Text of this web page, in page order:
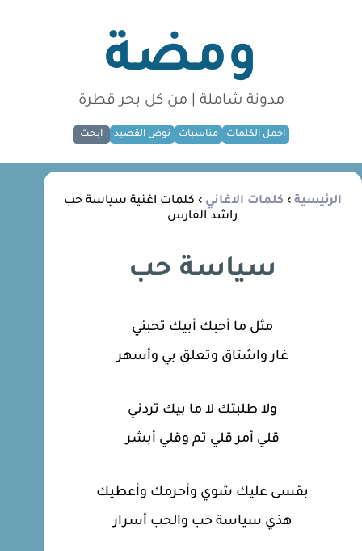
ومضة
مدونة شاملة | من كل بحر قطرة
اجمل الكلمات مناسبات نوض القصيد ابحث
الرئيسية › كلمات الاغاني › كلمات اغنية سياسة حب
راشد الفارس
سياسة حب
مثل ما أحبك أبيك تحبني
غار واشتاق وتعلق بي وأسهر
ولا طلبتك لا ما بيك تردني
قلي أمر قلي تم وقلي أبشر
بقسى عليك شوي وأحرمك وأعطيك
هذي سياسة حب والحب أسرار